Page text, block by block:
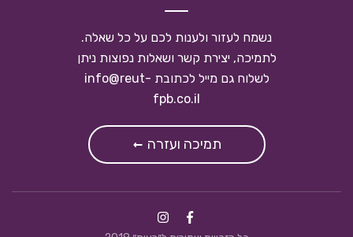
מפגש סיכום
פרקי בונוס
נשמח לעזור ולענות לכם על כל שאלה.
לתמיכה, יצירת קשר ושאלות נפוצות ניתן
לשלוח גם מייל לכתובת info@reut-
fpb.co.il
תמיכה ועזרה